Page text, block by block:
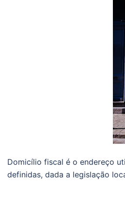
Domicílio fiscal é o endereço
definidas, dada a legislação